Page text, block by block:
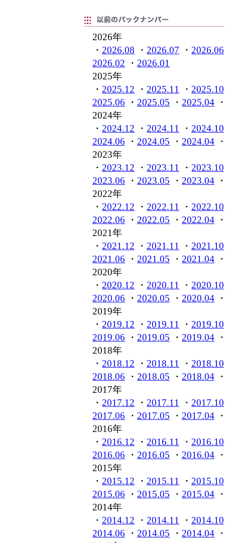
2026年
・ 2026.08 ・ 2026.07 ・ 2026.06
2026.02 ・ 2026.01
2025年
・ 2025.12 ・ 2025.11 ・ 2025.10
2025.06 ・ 2025.05 ・ 2025.04
2024年
・ 2024.12 ・ 2024.11 ・ 2024.10
2024.06 ・ 2024.05 ・ 2024.04
2023年
・ 2023.12 ・ 2023.11 ・ 2023.10
2023.06 ・ 2023.05 ・ 2023.04
2022年
・ 2022.12 ・ 2022.11 ・ 2022.10
2022.06 ・ 2022.05 ・ 2022.04
2021年
・ 2021.12 ・ 2021.11 ・ 2021.10
2021.06 ・ 2021.05 ・ 2021.04
2020年
・ 2020.12 ・ 2020.11 ・ 2020.10
2020.06 ・ 2020.05 ・ 2020.04
2019年
・ 2019.12 ・ 2019.11 ・ 2019.10
2019.06 ・ 2019.05 ・ 2019.04
2018年
・ 2018.12 ・ 2018.11 ・ 2018.10
2018.06 ・ 2018.05 ・ 2018.04
2017年
・ 2017.12 ・ 2017.11 ・ 2017.10
2017.06 ・ 2017.05 ・ 2017.04
2016年
・ 2016.12 ・ 2016.11 ・ 2016.10
2016.06 ・ 2016.05 ・ 2016.04
2015年
・ 2015.12 ・ 2015.11 ・ 2015.10
2015.06 ・ 2015.05 ・ 2015.04
2014年
・ 2014.12 ・ 2014.11 ・ 2014.10
2014.06 ・ 2014.05 ・ 2014.04